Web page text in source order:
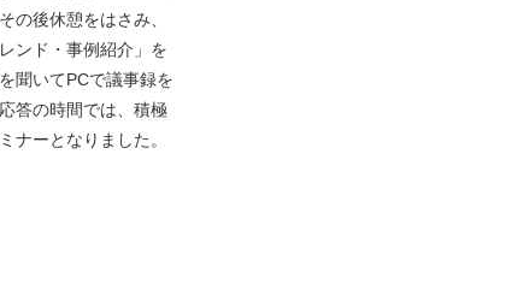
の後休憩をはさみ、
ンド・事例紹介」を
聞いてPCで議事録を
答の時間では、積極
ナーとなりました。